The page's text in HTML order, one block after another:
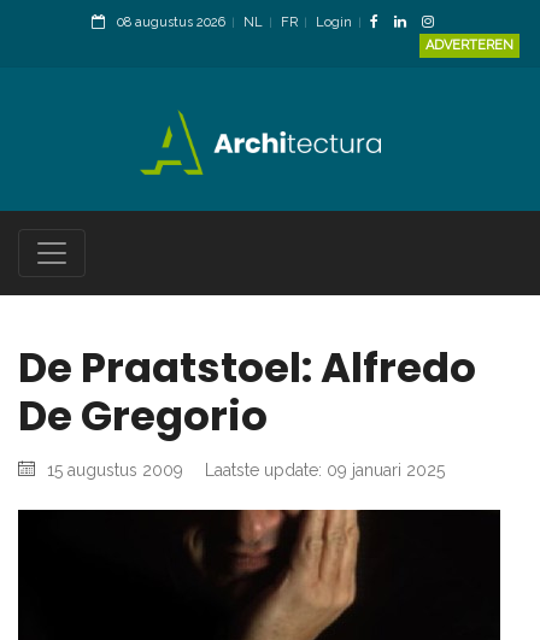
08 augustus 2026 NL FR
Login
ADVERTEREN
De Praatstoel: Alfredo
De Gregorio
15 augustus 2009 Laatste update: 09 januari 2025